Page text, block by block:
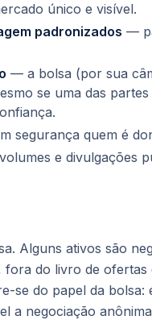
único e visível.
padronizados —
— a bolsa (por sua
se uma das
segurança quem é
e divulgações
Alguns ativos são
do livro de
se do papel da
a negociação